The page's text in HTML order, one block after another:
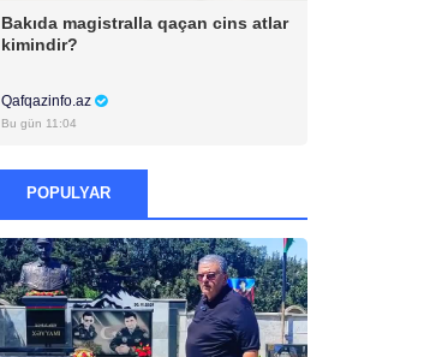
Bakıda magistralla qaçan cins atlar
kimindir?
Qafqazinfo.az
Bu gün 11:04
POPULYAR